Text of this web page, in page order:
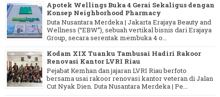
Apotek Wellings Buka 4 Gerai Sekaligus dengan
Konsep Neighborhood Pharmacy
Duta Nusantara Merdeka | Jakarta Erajaya Beauty and
Wellness (“EBW”), sebuah vertikal bisnis dari Erajaya
Group, secara serentak membuka 4 o...
Kodam XIX Tuanku Tambusai Hadiri Rakoor
Renovasi Kantor LVRI Riau
Pejabat Kemhan dan jajaran LVRI Riau berfoto
bersama usai rakoor renovasi kantor veteran di Jalan
Cut Nyak Dien. Duta Nusantara Merdeka | Pe...